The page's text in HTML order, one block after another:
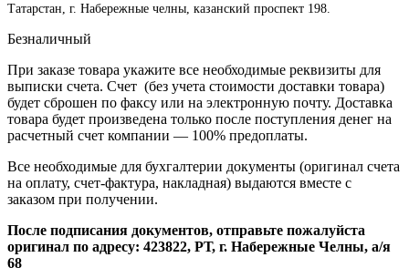
Татарстан, г. Набережные челны, казанский проспект 198.
Безналичный
При заказе товара укажите все необходимые реквизиты для
выписки счета. Счет (без учета стоимости доставки товара)
будет сброшен по факсу или на электронную почту. Доставка
товара будет произведена только после поступления денег на
расчетный счет компании — 100% предоплаты.
Все необходимые для бухгалтерии документы (оригинал счета
на оплату, счет-фактура, накладная) выдаются вместе с
заказом при получении.
После подписания документов, отправьте пожалуйста
оригинал по адресу: 423822, РТ, г. Набережные Челны, а/я
68